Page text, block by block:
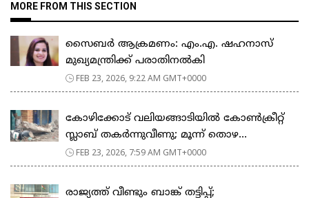
MORE FROM THIS SECTION
സൈബർ ആക്രമണം: എം.എ. ഷഹനാസ്
മുഖ്യമന്ത്രിക്ക് പരാതിനൽകി
FEB 23, 2026, 9:22 AM GMT+0000
കോഴിക്കോട് വലിയങ്ങാടിയിൽ കോൺക്രീറ്റ്
സ്ലാബ് തകർന്നുവീണു; മൂന്ന് തൊഴ...
FEB 23, 2026, 7:59 AM GMT+0000
രാജ്യത്ത് വീണ്ടും ബാങ്ക് തട്ടിപ്പ്;